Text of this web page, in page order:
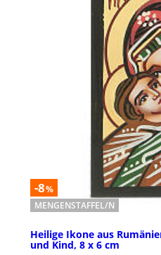
-8%
MENGENSTAFFEL/N
Heilige Ikone aus
und Kind, 8 x 6 cm